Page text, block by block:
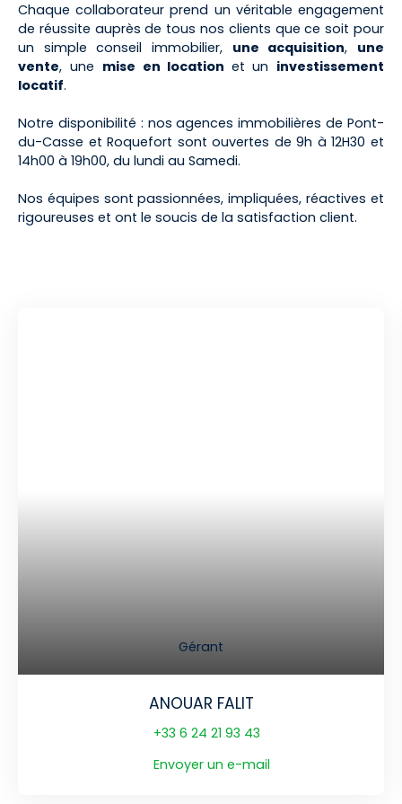
Chaque collaborateur prend un véritable engagement
de réussite auprès de tous nos clients que ce soit pour
un simple conseil immobilier, une acquisition, une
vente, une mise en locationet un investissement
locatif.
Notre disponibilité : nos agences immobilières de Pont-
du-Casse et Roquefort sont ouvertes de 9h à 12H30 et
14h00 à 19h00, du lundi au Samedi.
Nos équipes sont passionnées, impliquées, réactives et
rigoureuses et ont le soucis de la satisfaction client.
Gérant
ANOUAR FALIT
+33 6 24 21 93 43
Envoyer un e-mail